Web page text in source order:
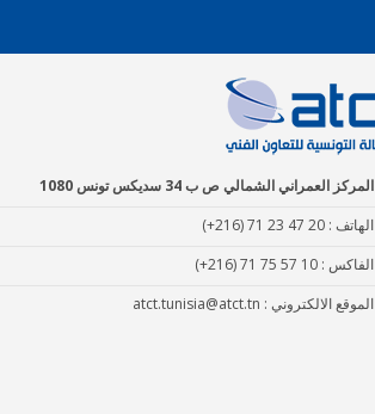
المركز العمراني الشمالي ص ب 34 سديكس تونس 1080
الهاتف :(+216) 71 23 47 20
الفاكس :(+216) 71 75 57 10
الموقع الالكتروني : atct.tunisia@atct.tn